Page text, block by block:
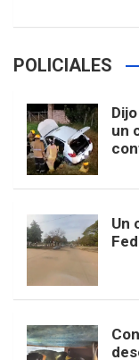
POLICIALES
un
Un